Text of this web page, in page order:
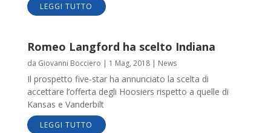
LEGGI TUTTO
Romeo Langford ha scelto Indiana
da Giovanni Bocciero | 1 Mag, 2018| News
Il prospetto five-star ha annunciato la scelta di
accettare l’offerta degli Hoosiers rispetto a quelle di
Kansas e Vanderbilt
LEGGI TUTTO